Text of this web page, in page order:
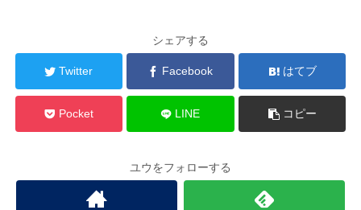
シェアする
Twitter Facebook はてブ
Pocket LINE コピー
ユウをフォローする